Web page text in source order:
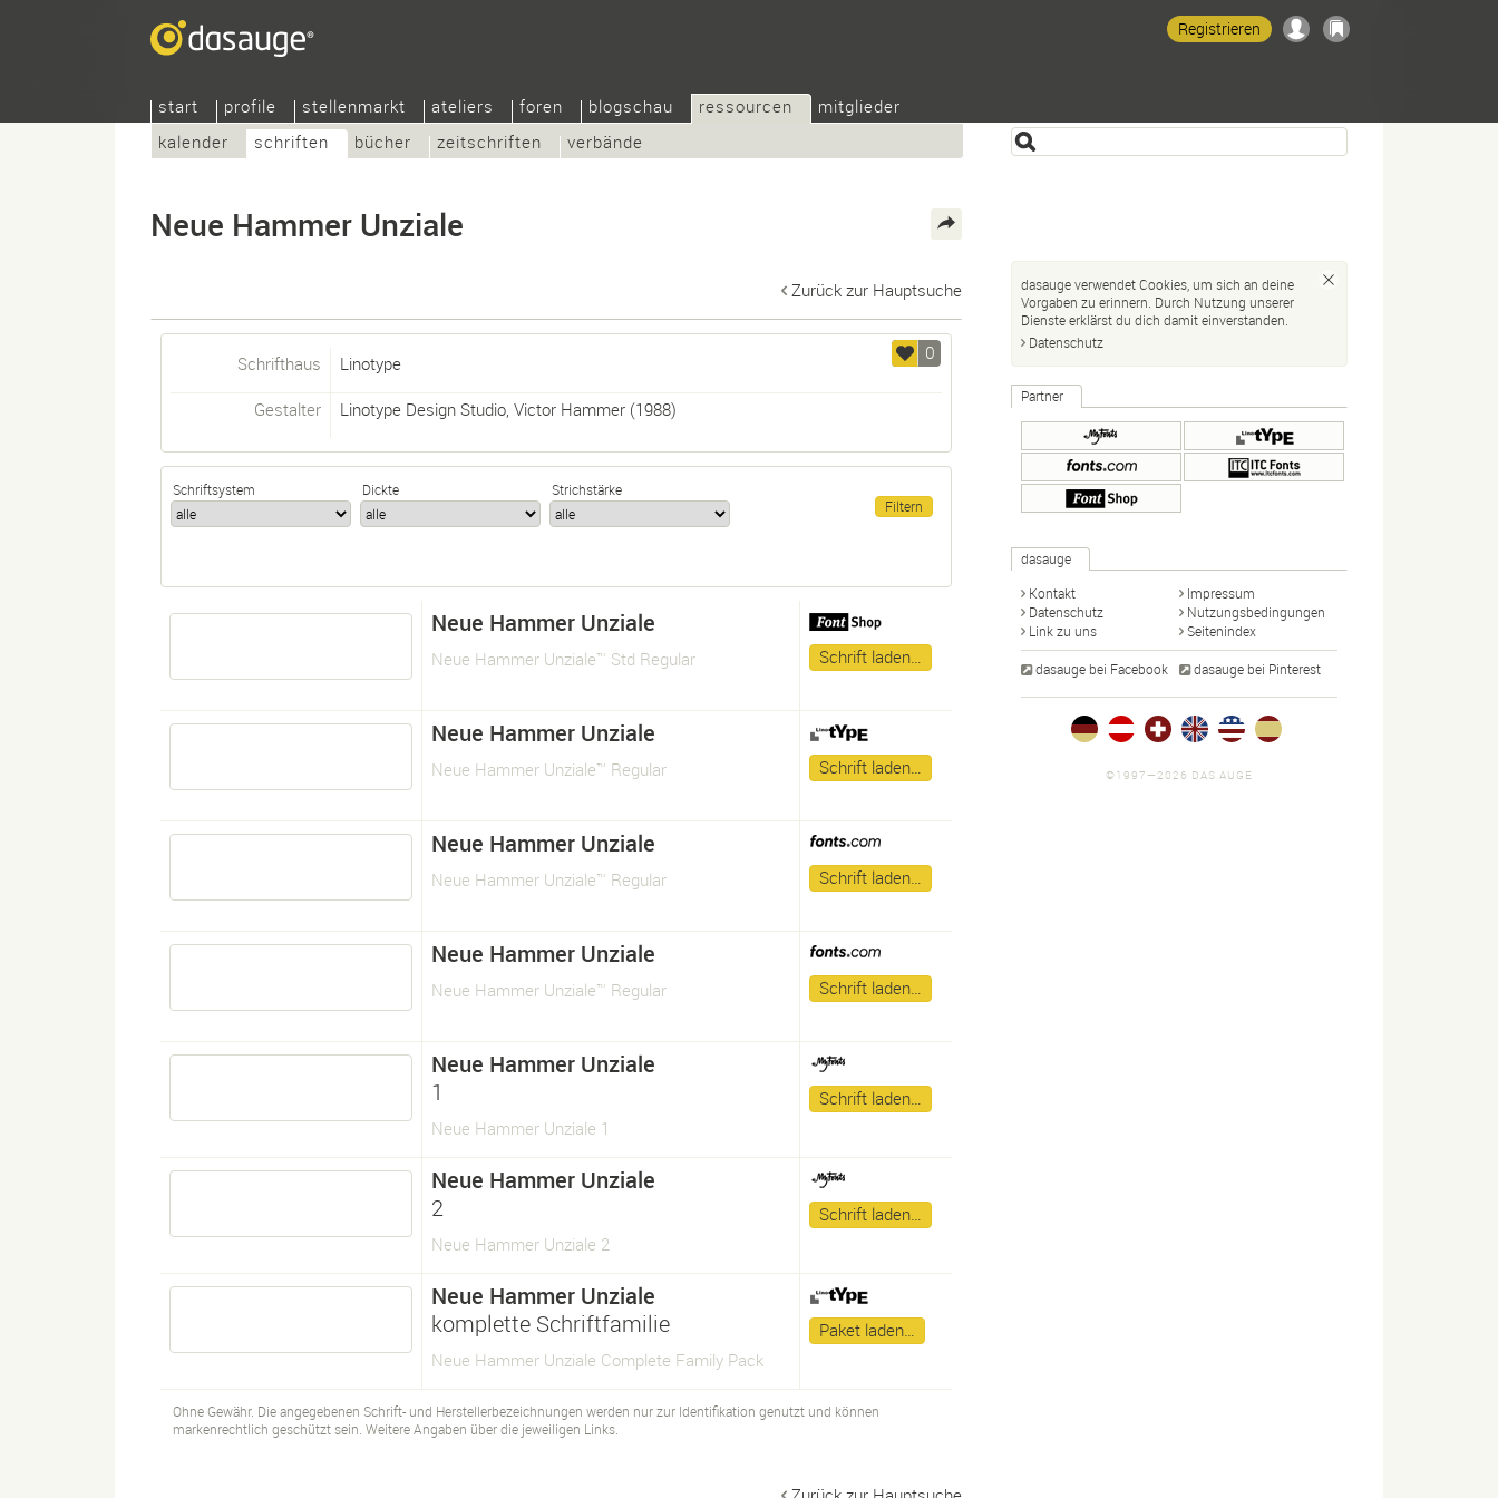
start profile stellenmarkt ateliers foren blogschau
ressourcen
kalender
schriften bücher zeitschriften verbände
mitglieder
Registrieren
Neue Hammer Unziale
Zurück zur Hauptsuche
0
Schrifthaus Linotype
Gestalter Linotype Design Studio, Victor Hammer(1988)
Schriftsystem Dickte Strichstärke
Neue Hammer Unziale
Neue Hammer Unziale™ Std Regular Schrift laden…
Neue Hammer Unziale
Neue Hammer Unziale™ Regular Schrift laden…
Neue Hammer Unziale
Neue Hammer Unziale™ Regular Schrift laden…
Neue Hammer Unziale
Neue Hammer Unziale™ Regular Schrift laden…
Neue Hammer Unziale
1
Neue Hammer Unziale 1
Schrift laden…
Neue Hammer Unziale
2
Neue Hammer Unziale 2
Schrift laden…
Neue Hammer Unziale
komplette Schriftfamilie
Neue Hammer Unziale Complete Family Pack
Paket laden…
Ohne Gewähr. Die angegebenen Schrift- und Herstellerbezeichnungen werden nur zur Identifikation genutzt und können
markenrechtlich geschützt sein. Weitere Angaben über die jeweiligen Links.
dasauge verwendet Cookies, um sich an deine
Vorgaben zu erinnern. Durch Nutzung unserer
Dienste erklärst du dich damit einverstanden.
Datenschutz
Partner
dasauge
Kontakt
Impressum
Datenschutz
Nutzungsbedingungen
Link zu uns
Seitenindex
dasauge bei Facebook dasauge bei Pinterest
©1997—2026 DAS AUGE